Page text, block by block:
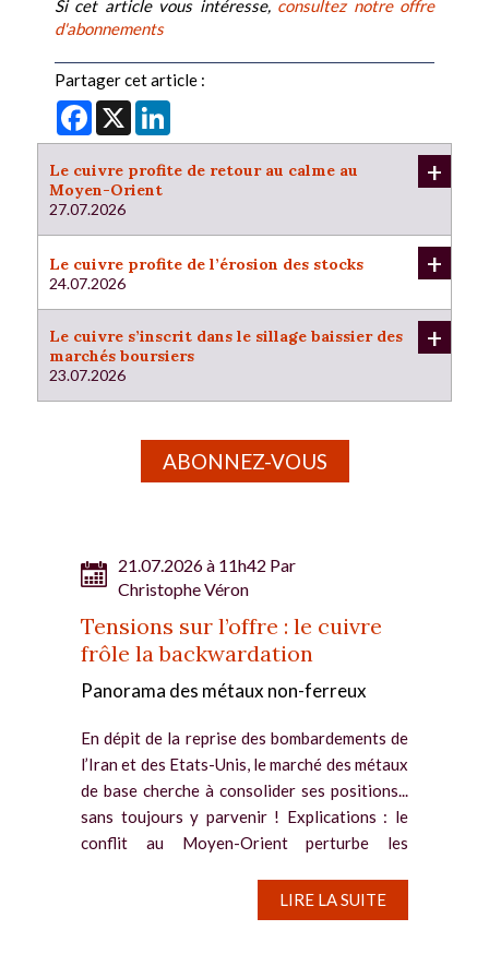
Si cet article vous intéresse, consultez notre offre
d'abonnements
Partager cet article :
Facebook
X
Le cuivre profite de retour au calme au
Moyen-Orient
27.07.2026
+
Le cuivre profite de l’érosion des stocks
24.07.2026
+
Le cuivre s’inscrit dans le sillage baissier des
marchés boursiers
23.07.2026
+
ABONNEZ-VOUS
21.07.2026 à 11h42 Par
Christophe Véron
Tensions sur l’offre : le cuivre
frôle la backwardation
Panorama des métaux non-ferreux
En dépit de la reprise des bombardements de
l’Iran et des Etats-Unis, le marché des métaux
de base cherche à consolider ses positions...
sans toujours y parvenir ! Explications : le
conflit au Moyen-Orient perturbe les
LIRE LA SUITE